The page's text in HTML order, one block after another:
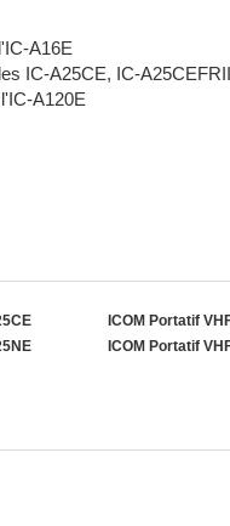
A16E
IC-A25CE, IC-
A120E
ICOM Portatif
ICOM Portatif